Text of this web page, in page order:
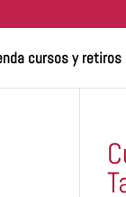
cursos y retiros